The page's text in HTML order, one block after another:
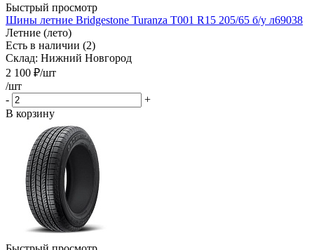
Быстрый просмотр
Шины летние Bridgestone Turanza T001 R15 205/65 б/у л69038
Летние (лето)
Есть в наличии (2)
Склад: Нижний Новгород
2 100 ₽/шт
/шт
-
+
В корзину